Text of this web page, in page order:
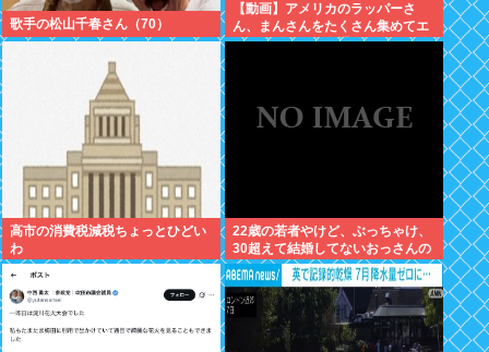
歌手の松山千春さん（70）
【動画】アメリカのラッパーさ
ん、まんさんをたくさん集めてエ
チエチダンスを全裸で踊るMVを撮
高市の消費税減税ちょっとひどい
わ
22歳の若者やけど、ぶっちゃけ、
30超えて結婚してないおっさんの
こと見下してる